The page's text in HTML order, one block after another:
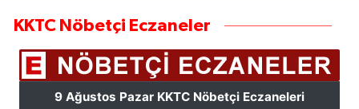
KKTC Nöbetçi Eczaneler